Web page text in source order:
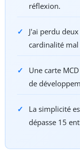
réflexion.
J'ai perdu
cardinalité
Une carte
de
La simplicité
dépasse 15